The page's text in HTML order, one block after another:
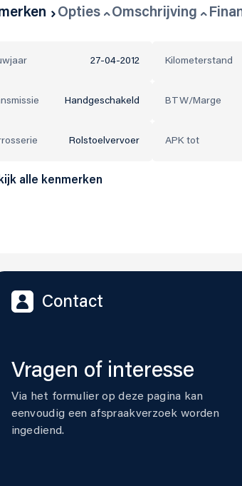
Opties Omschrijving
27-04-2012 Kilometerstand
Handgeschakeld BTW/Marge
Rolstoelvervoer APK tot
alle kenmerken
Contact
Vragen of interesse
Via het formulier op deze pagina kan
eenvoudig een afspraakverzoek worden
ingediend.